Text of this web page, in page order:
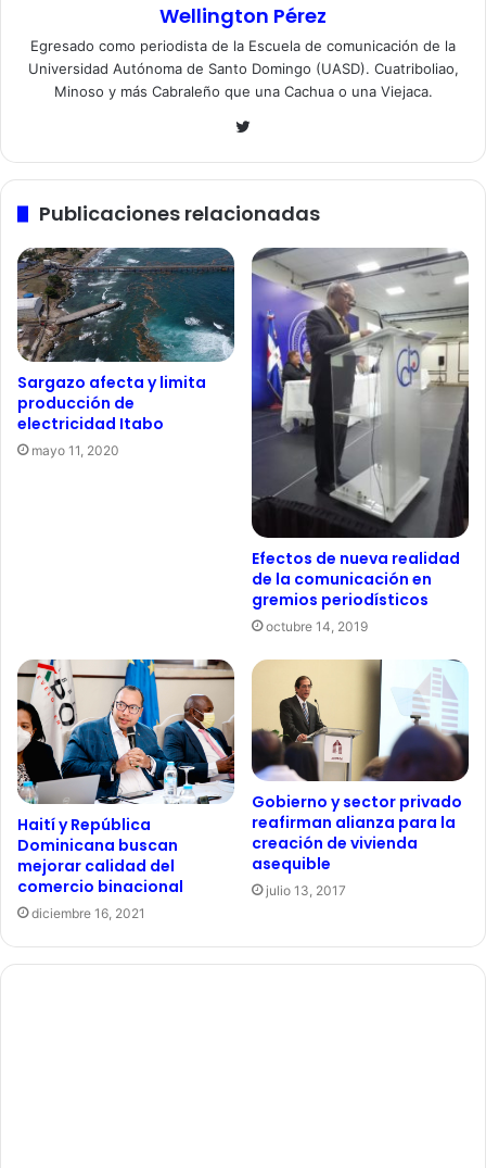
Wellington Pérez
Egresado como periodista de la Escuela de comunicación de la
Universidad Autónoma de Santo Domingo (UASD). Cuatriboliao,
Minoso y más Cabraleño que una Cachua o una Viejaca.
Twitter
Publicaciones relacionadas
Sargazo afecta y limita
producción de
electricidad Itabo
mayo 11, 2020
Efectos de nueva realidad
de la comunicación en
gremios periodísticos
octubre 14, 2019
Haití y República
Dominicana buscan
mejorar calidad del
comercio binacional
diciembre 16, 2021
Gobierno y sector privado
reafirman alianza para la
creación de vivienda
asequible
julio 13, 2017